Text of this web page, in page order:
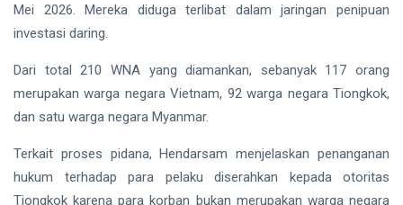
Politik
PSSI
Mei 2026. Mereka diduga terlibat dalam jaringan penipuan
investasi daring.
Dari total 210 WNA yang diamankan, sebanyak 117 orang
merupakan warga negara Vietnam, 92 warga negara Tiongkok,
dan satu warga negara Myanmar.
Terkait proses pidana, Hendarsam menjelaskan penanganan
hukum terhadap para pelaku diserahkan kepada otoritas
Tiongkok karena para korban bukan merupakan warga negara